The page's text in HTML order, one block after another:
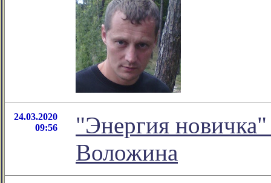
24.03.2020
09:56
"Энергия
Воложина